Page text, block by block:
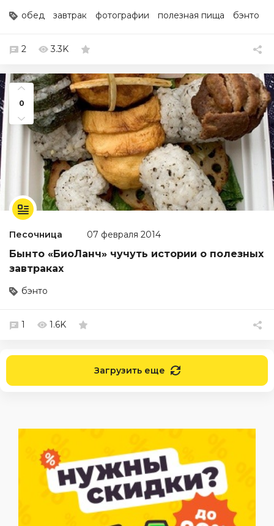
обед завтрак фотографии полезная пища бэнто
2 3.3K
0
Песочница 07 февраля 2014
Бынто «БиоЛанч» чучуть истории о полезных
завтраках
бэнто
1 1.6K
Загрузить еще